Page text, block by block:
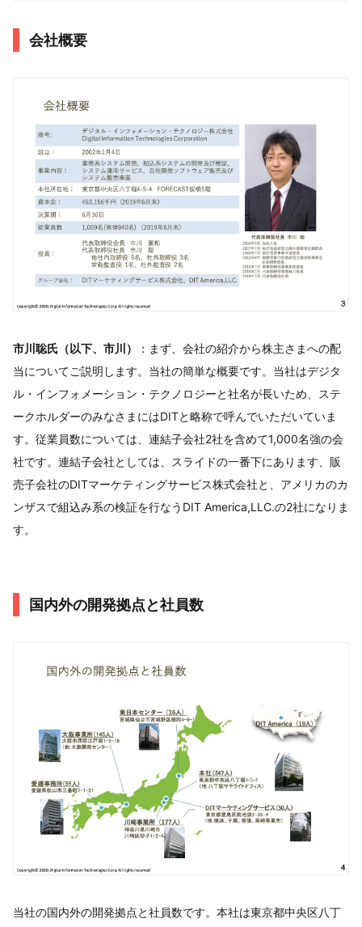
会社概要
市川聡氏（以下、市川）
：まず、会社の紹介から株主さまへの配
当についてご説明します。当社の簡単な概要です。当社はデジタ
ル・インフォメーション・テクノロジーと社名が長いため、ステ
ークホルダーのみなさまにはDITと略称で呼んでいただいていま
す。従業員数については、連結子会社2社を含めて1,000名強の会
社です。連結子会社としては、スライドの一番下にあります、販
売子会社のDITマーケティングサービス株式会社と、アメリカのカ
ンザスで組込み系の検証を行なうDIT America,LLC.の2社になりま
す。
国内外の開発拠点と社員数
当社の国内外の開発拠点と社員数です。本社は東京都中央区八丁